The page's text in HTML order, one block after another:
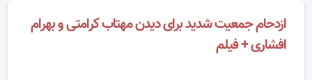
ازدحام جمعیت شدید برای دیدن مهتاب کرامتی و بهرام
افشاری + فیلم